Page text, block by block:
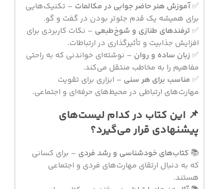
✅آموزش هنر حاضر جوابی در مکالمات – تکنیک‌هایی
برای همیشه یک قدم جلوتر بودن در گفت و گو.
✅ ترفندهای طنازی و شوخ‌طبعی – نکات کاربردی برای
افزایش جذابیت و تأثیرگذاری در ارتباطات.
✅ زبان ساده و روان – نوشته‌ای خواندنی که به راحتی
مفاهیم را به مخاطب منتقل می‌کند.
✅ مناسب برای هر سنی – ابزاری برای تقویت
مهارت‌های ارتباطی در محیط‌های حرفه‌ای و اجتماعی.
📌 این کتاب در کدام لیست‌های
پیشنهادی قرار می‌گیرد؟
📚 کتاب‌های خودشناسی و رشد فردی – برای کسانی
که به دنبال ارتقای مهارت‌های فردی و اجتماعی
هستند.